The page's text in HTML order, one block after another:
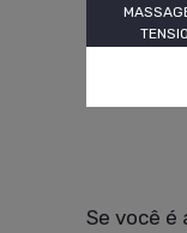
Se você